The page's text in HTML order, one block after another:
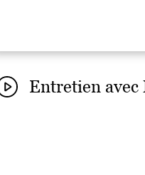
Entretien